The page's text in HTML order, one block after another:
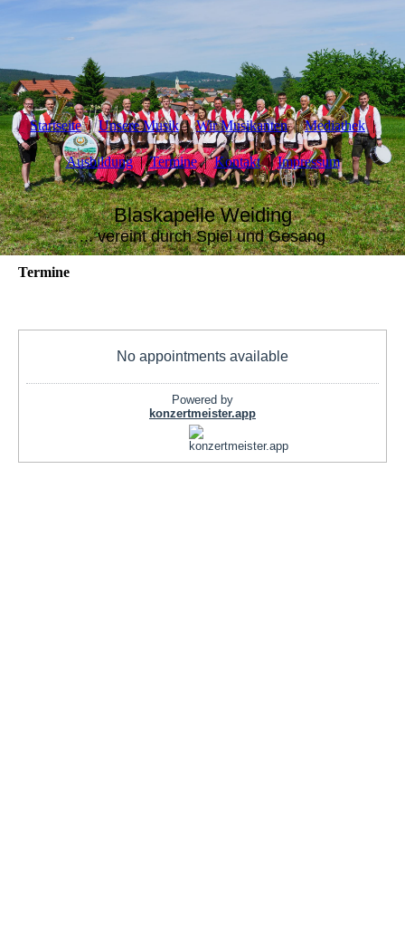
Startseite Unsere Musik Wir Musikanten Mediathek
Ausbildung Termine Kontakt Impressum
Blaskapelle Weiding
... vereint durch Spiel und Gesang
Termine